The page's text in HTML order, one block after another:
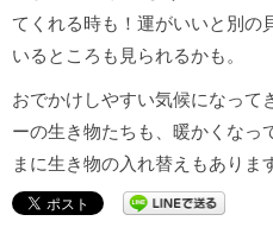
てくれる時も！運がいいと別の
いるところも見られるかも。
おでかけしやすい気候になって
ーの生き物たちも、暖かくなっ
まに生き物の入れ替えもありま